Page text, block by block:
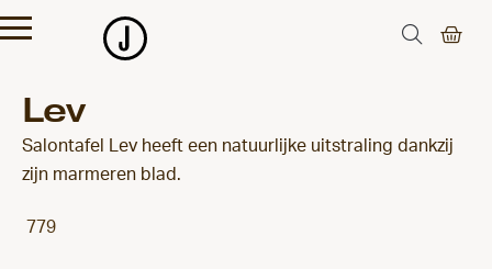
Lev
Salontafel Lev heeft een natuurlijke uitstraling dankzij
zijn marmeren blad.
779